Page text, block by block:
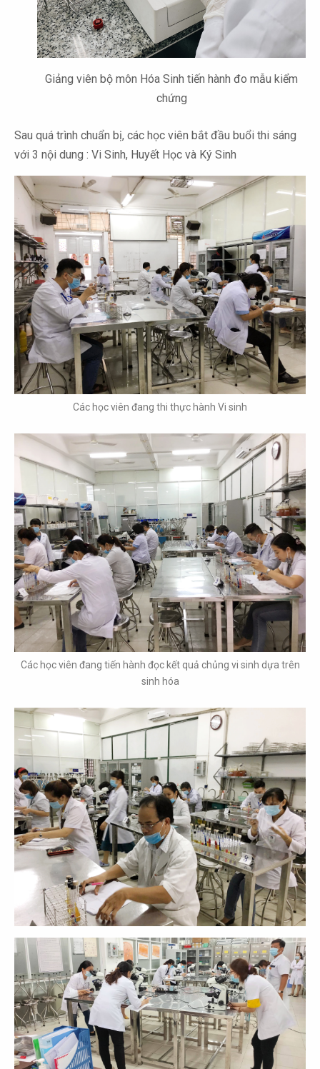
Giảng viên bộ môn Hóa Sinh tiến hành đo mẫu kiểm
chứng
Sau quá trình chuẩn bị, các học viên bắt đầu buổi thi sáng
với 3 nội dung : Vi Sinh, Huyết Học và Ký Sinh
Các học viên đang thi thực hành Vi sinh
Các học viên đang tiến hành đọc kết quả chủng vi sinh dựa trên
sinh hóa